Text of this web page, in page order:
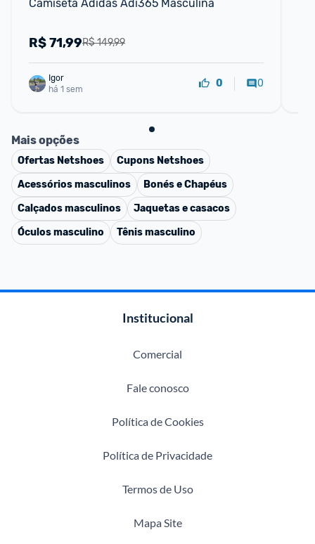
Camiseta Adidas Adi365 Masculina
R$ 149,99
R$71,99
Igor
há 1 sem
0 0
Mais opções
Ofertas Netshoes Cupons Netshoes
Acessórios masculinos
Bonés e Chapéus
Calçados masculinos
Jaquetas e casacos
Óculos masculino
Tênis masculino
Institucional
Comercial
Fale conosco
Política de Cookies
Política de Privacidade
Termos de Uso
Mapa Site